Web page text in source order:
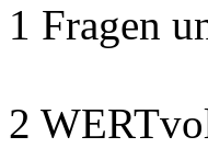
1 Fragen
2